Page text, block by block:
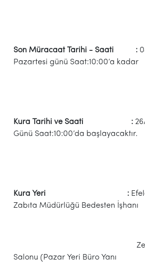
Son Müracaat Tarihi - Saati :
Pazartesi günü Saat:10:00’a kadar
Kura Tarihi ve Saati :
Günü Saat:10:00’da başlayacaktır.
Kura Yeri :
Zabıta Müdürlüğü Bedesten İşhanı
Zemin Kat
Salonu (Pazar Yeri Büro Yanı